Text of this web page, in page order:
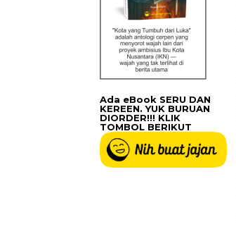
Ada eBook SERU DAN
KEREEN. YUK BURUAN
DIORDER!!! KLIK
TOMBOL BERIKUT